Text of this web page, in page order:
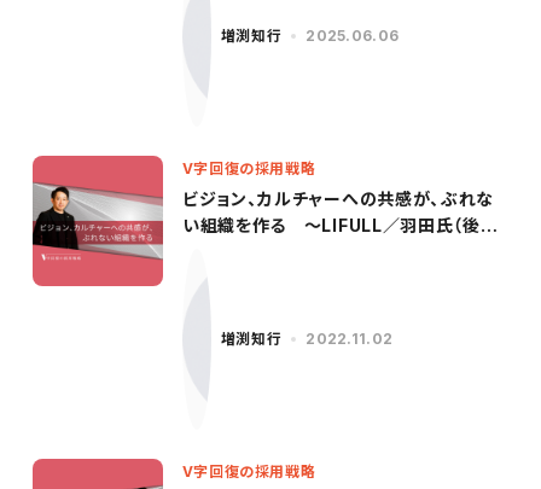
増渕知行 2025.06.06
V字回復の採用戦略
ビジョン、カルチャーへの共感が、ぶれな
い組織を作る ～LIFULL／羽田氏（後
増渕知行 2022.11.02
V字回復の採用戦略